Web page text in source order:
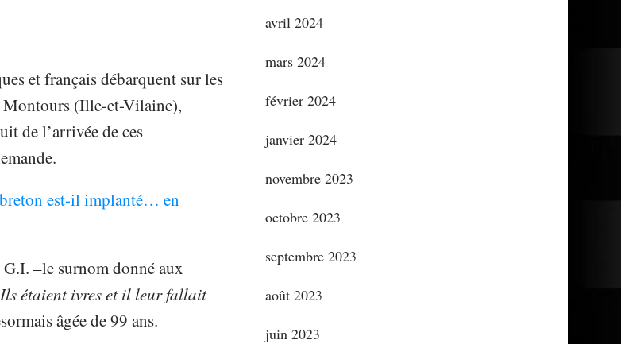
et français débarquent sur les
Montours (Ille-et-Vilaine),
de l’arrivée de ces
est-il implanté… en
–le surnom donné aux
Ils étaient ivres et il leur fallait
âgée de 99 ans.
avril 2024
mars 2024
février 2024
janvier 2024
novembre 2023
octobre 2023
septembre 2023
août 2023
juin 2023